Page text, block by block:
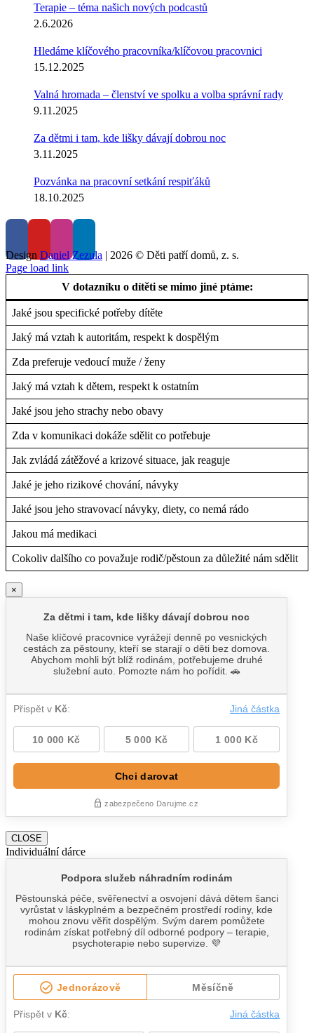
Terapie – téma našich nových podcastů
2.6.2026
Hledáme klíčového pracovníka/klíčovou pracovnici
15.12.2025
Valná hromada – členství ve spolku a volba správní rady
9.11.2025
Za dětmi i tam, kde lišky dávají dobrou noc
3.11.2025
Pozvánka na pracovní setkání respiťáků
18.10.2025
Design Daniel Zezula | 2026 © Děti patří domů, z. s.
Page load link
V dotazníku o dítěti se mimo jiné ptáme:
Jaké jsou specifické potřeby dítěte
Jaký má vztah k autoritám, respekt k dospělým
Zda preferuje vedoucí muže / ženy
Jaký má vztah k dětem, respekt k ostatním
Jaké jsou jeho strachy nebo obavy
Zda v komunikaci dokáže sdělit co potřebuje
Jak zvládá zátěžové a krizové situace, jak reaguje
Jaké je jeho rizikové chování, návyky
Jaké jsou jeho stravovací návyky, diety, co nemá rádo
Jakou má medikaci
Cokoliv dalšího co považuje rodič/pěstoun za důležité nám sdělit
×
CLOSE
Individuální dárce